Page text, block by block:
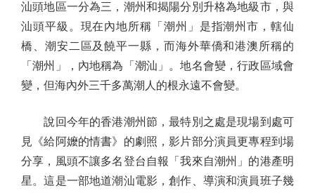
汕頭地區一分為三，潮州和揭陽分別升格為地級市，與
汕頭平級。現在內地所稱「潮州」是指潮州市，轄仙
橋、潮安二區及饒平一縣，而海外華僑和港澳所稱的
「潮州」，內地稱為「潮汕」。地名會變，行政區域會
變，但海內外三千多萬潮人的根永遠不會變。
說回今年的香港潮州節，最特別之處是現場到處可
見《給阿嬤的情書》的劇照，影片部分演員更專程到場
分享，風頭不讓多名登台自報「我來自潮州」的港產明
星。這是一部地道潮汕電影，創作、導演和演員班子幾